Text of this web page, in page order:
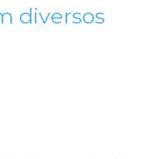
diversos